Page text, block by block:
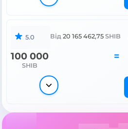
5.0 Від 20 165 462,75 SHIB
100 000
SHIB
=